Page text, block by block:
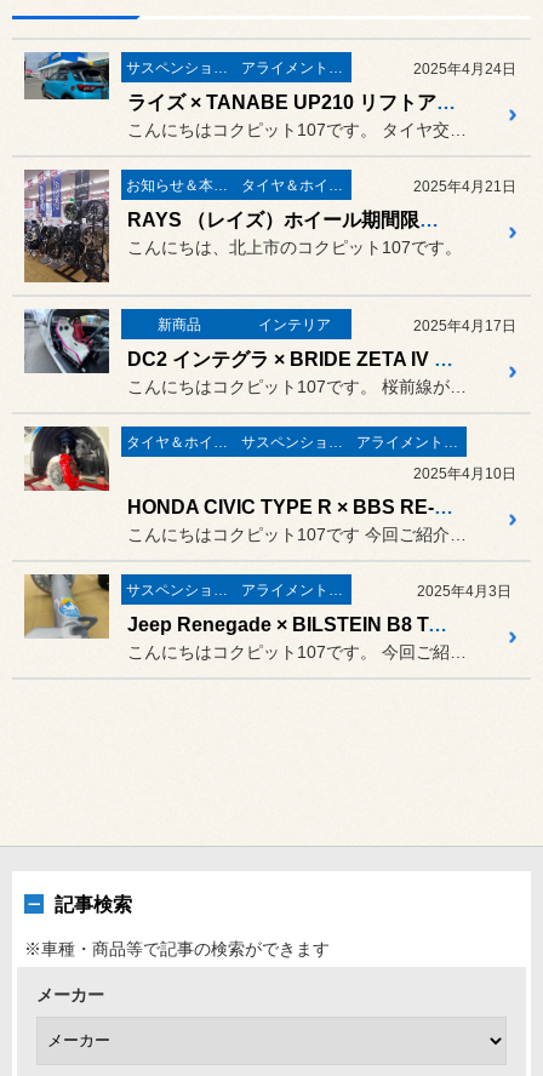
サスペンション関係 アライメント調整 2025年4月24日
ライズ × TANABE UP210 リフトアップサス
お知らせ＆本日の出来事 タイヤ＆ホイール 2025年4月21日
RAYS （レイズ）ホイール期間限定で増量展示中です！
こんにちは、北上市のコクピット107です。
新商品 インテリア 2025年4月17日
DC2 インテグラ × BRIDE ZETA IV RACING MIKU 2024 ver.
タイヤ＆ホイール サスペンション関係
アライメント調整
2025年4月10日
HONDA CIVIC TYPE R × BBS RE-V7＋SPOON progressive spring
サスペンション関係 アライメント調整 2025年4月3日
Jeep Renegade × BILSTEIN B8 Terra Sport
記事検索
※車種・商品等で記事の検索ができます
メーカー